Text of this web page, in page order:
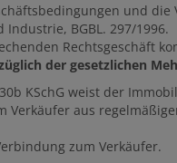
und die
BGBL. 297/1996.
Rechtsgeschäft
der gesetzlichen
KSchG weist der
aus
zum Verkäufer.